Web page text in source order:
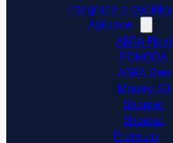
Integrace a doplňky
Aplikace
ABRA Flexi
POHODA
ABRA Gen
Money S3
Shoptet
Shoptet
Premium